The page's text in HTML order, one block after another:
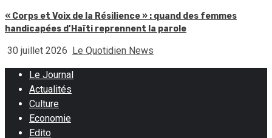
« Corps et Voix de la Résilience » : quand des femmes
handicapées d’Haïti reprennent la parole
30 juillet 2026 Le Quotidien News
Le Journal
Actualités
Culture
Economie
Edito